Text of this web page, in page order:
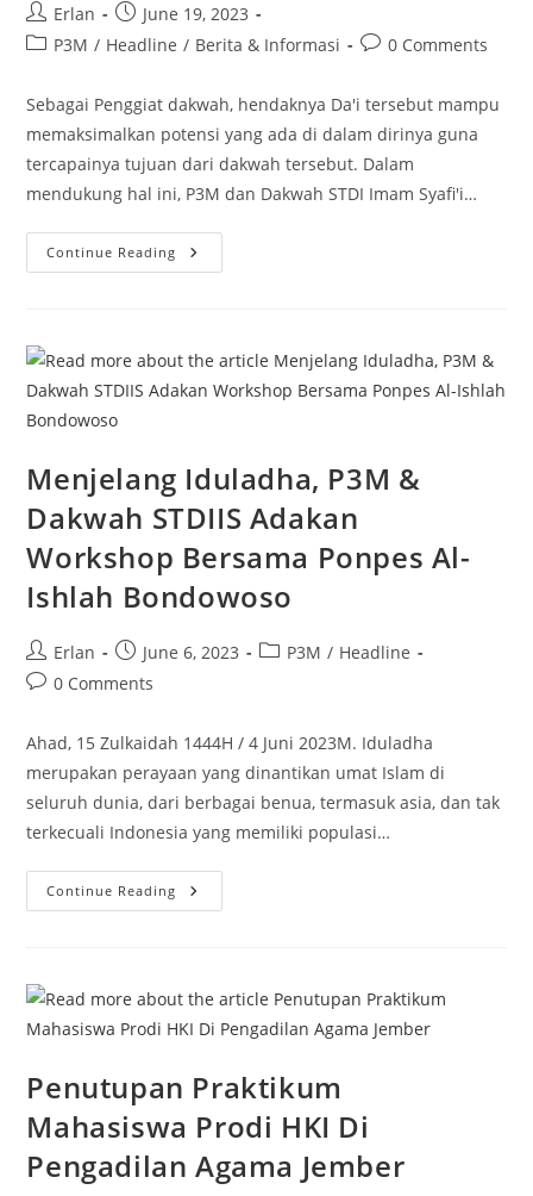
Post
author:
Erlan
Post
published:
June 19, 2023
PostP3M / Headline / Berita & Informasi
Post0 Comments
Sebagai Penggiat dakwah, hendaknya Da'i tersebut mampu
memaksimalkan potensi yang ada di dalam dirinya guna
tercapainya tujuan dari dakwah tersebut. Dalam
mendukung hal ini, P3M dan Dakwah STDI Imam Syafi'i…
Continue Reading Menjadi
Muslim
Speaking
&
Konten
Visual
Menjelang Iduladha, P3M &
Dakwah STDIIS Adakan
Workshop Bersama Ponpes Al-
Ishlah Bondowoso
Post
author:
Erlan
Post
published:
June 6, 2023
PostP3M / Headline
Post0 Comments
Ahad, 15 Zulkaidah 1444H / 4 Juni 2023M. Iduladha
merupakan perayaan yang dinantikan umat Islam di
seluruh dunia, dari berbagai benua, termasuk asia, dan tak
terkecuali Indonesia yang memiliki populasi…
Continue Reading Menjelang
Iduladha,
Adakan
Workshop
Bersama
Ponpes
Ishlah
Bondowoso
Penutupan Praktikum
Mahasiswa Prodi HKI Di
Pengadilan Agama Jember